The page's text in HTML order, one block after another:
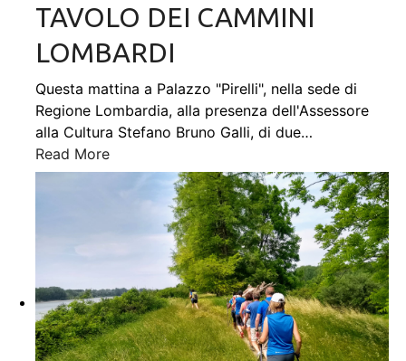
TAVOLO DEI CAMMINI
LOMBARDI
Questa mattina a Palazzo "Pirelli", nella sede di
Regione Lombardia, alla presenza dell'Assessore
alla Cultura Stefano Bruno Galli, di due…
Read More